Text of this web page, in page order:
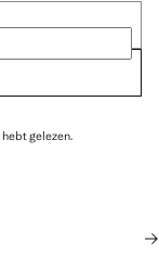
hebt gelezen.